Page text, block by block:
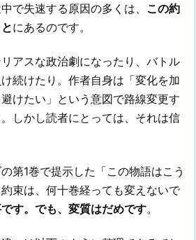
で失速する原因の多くは、 この約
にあるのです。
アスな政治劇になったり、バトル
続けたり。作者自身は「変化を加
けたい」という意図で路線変更す
しかし読者にとっては、それは信
第1巻で提示した「この物語はこう
束は、何十巻経っても変えないで
す。でも、変質はだめです。